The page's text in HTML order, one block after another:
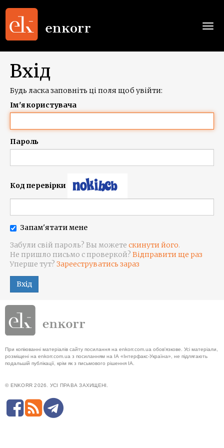
Вхід
Будь ласка заповніть ці поля щоб увійти:
Ім'я користувача
Пароль
Код перевірки
Запам'ятати мене
Забули свій пароль? Вы можете скинути його.
Не пришло письмо с проверкой? Відправити ще раз
Уперше тут? Зарееструватись зараз
Вхід
При копіюванні матеріалів сайту посилання на enkorr.com.ua обов'язкове. Усі матеріали,
розміщені на enkorr.com.ua з посиланням на ІА «Інтерфакс-Україна», не підлягають
подальшій публікації, крім як з письмового рішення ІА.
© ENKORR 2026. УСІ ПРАВА ЗАХИЩЕНІ.